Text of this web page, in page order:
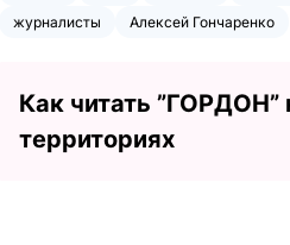
журналисты
Алексей Гончаренко
Как читать
территориях